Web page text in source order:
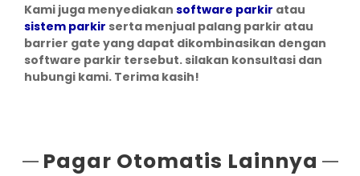
Kami juga menyediakan software parkir atau
sistem parkir serta menjual palang parkir atau
barrier gate yang dapat dikombinasikan dengan
software parkir tersebut. silakan konsultasi dan
hubungi kami. Terima kasih!
Pagar Otomatis Lainnya